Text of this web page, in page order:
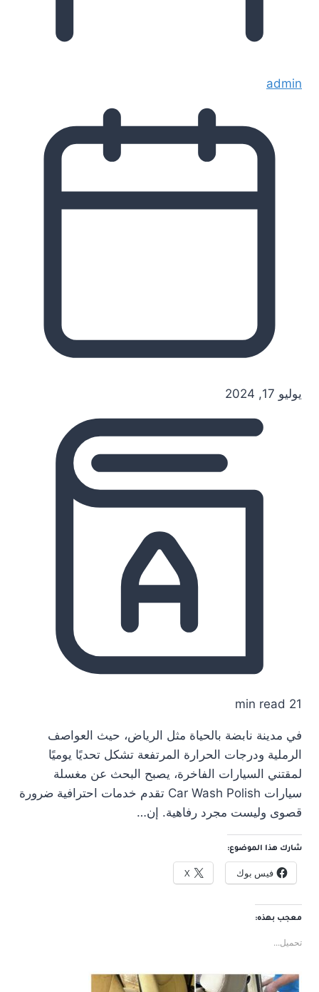
admin
يوليو 17, 2024
21 min read
في مدينة نابضة بالحياة مثل الرياض، حيث العواصف
الرملية ودرجات الحرارة المرتفعة تشكل تحديًا يوميًا
لمقتني السيارات الفاخرة، يصبح البحث عن مغسلة
سيارات Car Wash Polish تقدم خدمات احترافية ضرورة
قصوى وليست مجرد رفاهية. إن…
شارك هذا الموضوع:
فيس بوك X
معجب بهذه:
تحميل...